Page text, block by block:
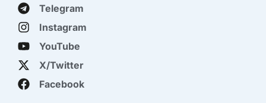
Telegram
Instagram
YouTube
X/Twitter
Facebook